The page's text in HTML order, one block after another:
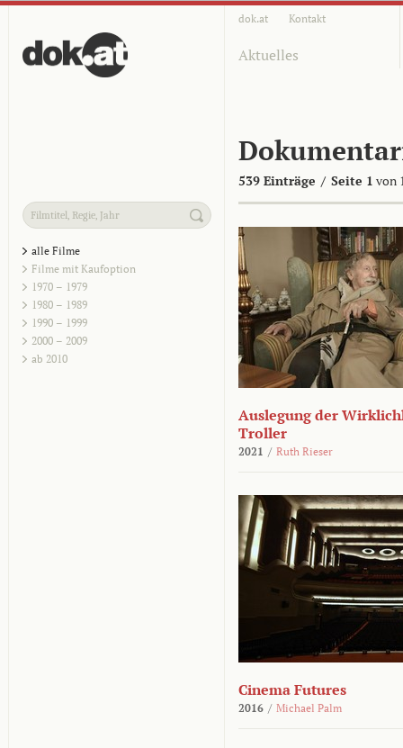
dok.at Kontakt
Aktuelles
539 Einträge / Seite 1 von
alle Filme
Filme mit Kaufoption
1970 – 1979
1980 – 1989
1990 – 1999
2000 – 2009
ab 2010
Auslegung der
Troller
2021 / Ruth Rieser
Cinema Futures
2016 / Michael Palm